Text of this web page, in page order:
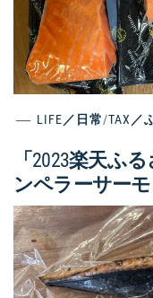
LIFE／日常/TAX／
「2023楽天ふ
ンペラーサー